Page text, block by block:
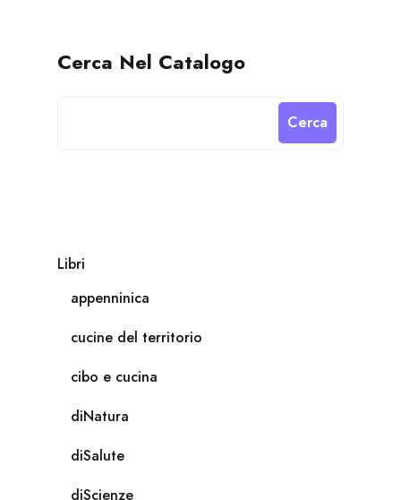
Cerca Nel Catalogo
Cerca
Libri
appenninica
cucine del territorio
cibo e cucina
diNatura
diSalute
diScienze